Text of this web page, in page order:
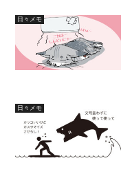
日々メモ
日々メモ